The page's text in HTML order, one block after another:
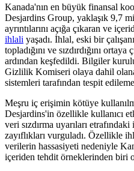
Kanada'nın en büyük finansal
Desjardins Group, yaklaşık 9,7
ayrıntılarını açığa çıkaran ve
ihlali yaşadı. İhlal, eski bir
topladığını ve sızdırdığını
ardından keşfedildi. Bilgiler
Gizlilik Komiseri olaya dahil
sistemleri tarafından tespit
Meşru iç erişimin kötüye
Desjardins'in özellikle kullanıcı
veri sızdırma uyarıları
zayıflıkları vurguladı. Özellikle
verilerin hassasiyeti nedeniyle
içeriden tehdit örneklerinden biri